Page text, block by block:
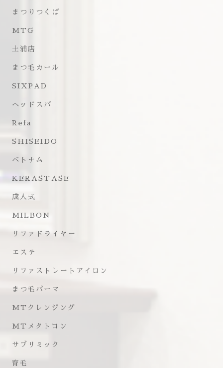
まつりつくば
MTG
土浦店
まつ毛カール
SIXPAD
ヘッドスパ
Refa
SHISEIDO
ベトナム
KERASTASE
成人式
MILBON
リファドライヤー
エステ
リファストレートアイロン
まつ毛パーマ
MTクレンジング
MTメタトロン
サブリミック
育毛